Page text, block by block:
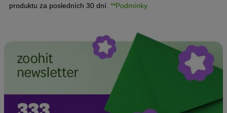
produktu za posledních 30 dní. **Podmínky.